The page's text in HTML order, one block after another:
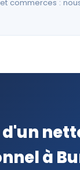
commerces :
d'un
à